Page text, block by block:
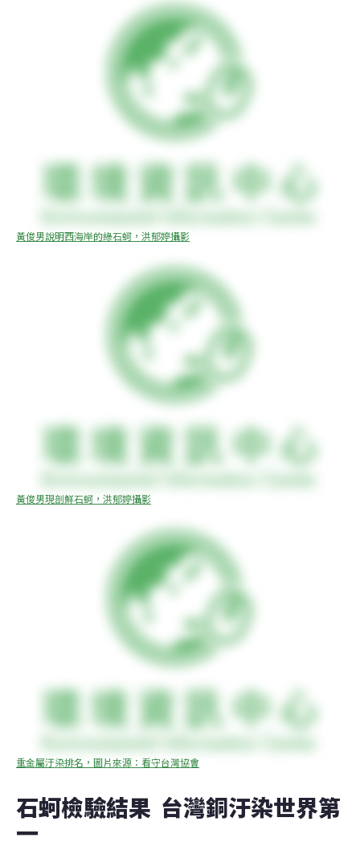
黃俊男說明西海岸的綠石蚵，洪郁婷攝影
黃俊男現剖鮮石蚵，洪郁婷攝影
重金屬汙染排名，圖片來源：看守台灣協會
石蚵檢驗結果  台灣銅汙染世界第
一